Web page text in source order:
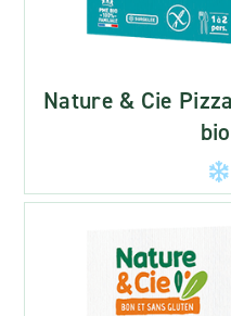
Nature & Cie